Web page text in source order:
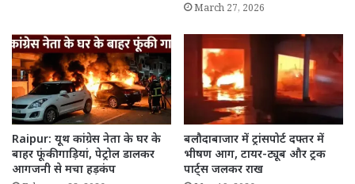
March 27, 2026
Raipur: यूथ कांग्रेस नेता के घर के
बाहर फूंकी गाड़ियां, पेट्रोल डालकर
आगजनी से मचा हड़कंप
बलौदाबाजार में ट्रांसपोर्ट दफ्तर में
भीषण आग, टायर-ट्यूब और ट्रक
पार्ट्स जलकर राख